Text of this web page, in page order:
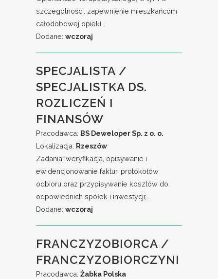
szczególności: zapewnienie mieszkańcom
całodobowej opieki...
Dodane: wczoraj
SPECJALISTA /
SPECJALISTKA DS.
ROZLICZEŃ I
FINANSÓW
Pracodawca: BS Deweloper Sp. z o. o.
Lokalizacja: Rzeszów
Zadania: weryfikacja, opisywanie i
ewidencjonowanie faktur, protokołów
odbioru oraz przypisywanie kosztów do
odpowiednich spółek i inwestycji;...
Dodane: wczoraj
FRANCZYZOBIORCA /
FRANCZYZOBIORCZYNI
Pracodawca: Żabka Polska